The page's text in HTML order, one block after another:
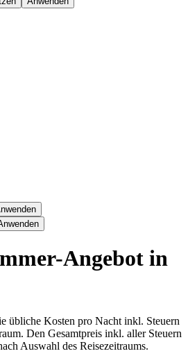
Angebot in
übliche Kosten pro Nacht inkl. Steuern
Den Gesamtpreis inkl. aller Steuern
Auswahl des Reisezeitraums.